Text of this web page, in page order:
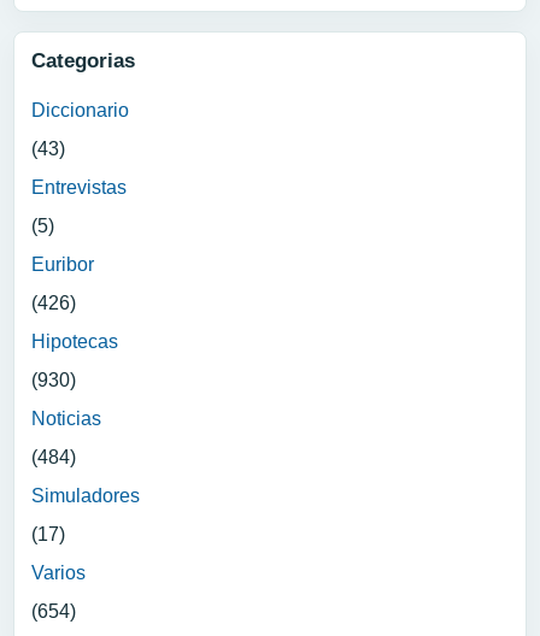
Categorias
Diccionario
(43)
Entrevistas
(5)
Euribor
(426)
Hipotecas
(930)
Noticias
(484)
Simuladores
(17)
Varios
(654)